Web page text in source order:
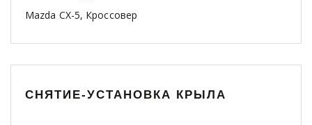
Mazda CX-5, Кроссовер
СНЯТИЕ-УСТАНОВКА КРЫЛА